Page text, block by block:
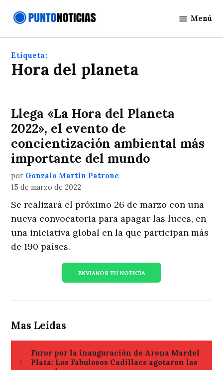
Noticias
Menú
Etiqueta:
hora del planeta
Llega «La Hora del Planeta
2022», el evento de
concientización ambiental más
importante del mundo
por Gonzalo Martín Patrone
15 de marzo de 2022
Se realizará el próximo 26 de marzo con una
nueva convocatoria para apagar las luces, en
una iniciativa global en la que participan más
de 190 países.
ENVIANOS TU NOTICIA
Mas Leídas